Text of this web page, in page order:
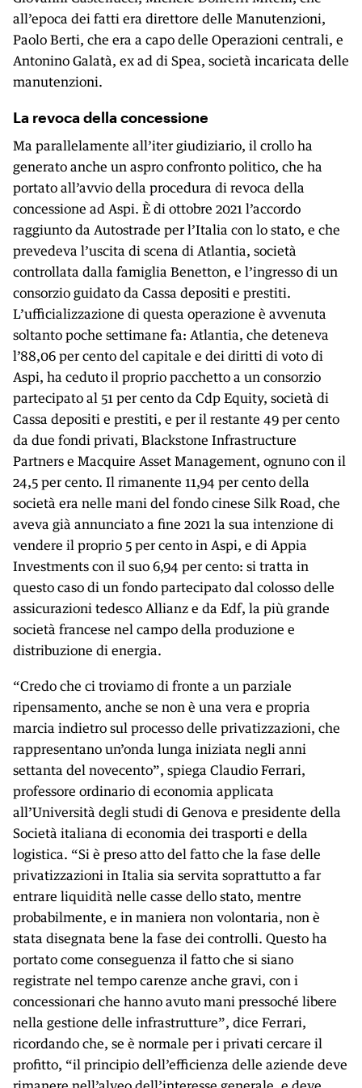
all’epoca dei fatti era direttore delle Manutenzioni,
Paolo Berti, che era a capo delle Operazioni centrali, e
Antonino Galatà, ex ad di Spea, società incaricata delle
manutenzioni.
La revoca della concessione
Ma parallelamente all’iter giudiziario, il crollo ha
generato anche un aspro confronto politico, che ha
portato all’avvio della procedura di revoca della
concessione ad Aspi. È di ottobre 2021 l’accordo
raggiunto da Autostrade per l’Italia con lo stato, e che
prevedeva l’uscita di scena di Atlantia, società
controllata dalla famiglia Benetton, e l’ingresso di un
consorzio guidato da Cassa depositi e prestiti.
L’ufficializzazione di questa operazione è avvenuta
soltanto poche settimane fa: Atlantia, che deteneva
l’88,06 per cento del capitale e dei diritti di voto di
Aspi, ha ceduto il proprio pacchetto a un consorzio
partecipato al 51 per cento da Cdp Equity, società di
Cassa depositi e prestiti, e per il restante 49 per cento
da due fondi privati, Blackstone Infrastructure
Partners e Macquire Asset Management, ognuno con il
24,5 per cento. Il rimanente 11,94 per cento della
società era nelle mani del fondo cinese Silk Road, che
aveva già annunciato a fine 2021 la sua intenzione di
vendere il proprio 5 per cento in Aspi, e di Appia
Investments con il suo 6,94 per cento: si tratta in
questo caso di un fondo partecipato dal colosso delle
assicurazioni tedesco Allianz e da Edf, la più grande
società francese nel campo della produzione e
distribuzione di energia.
“Credo che ci troviamo di fronte a un parziale
ripensamento, anche se non è una vera e propria
marcia indietro sul processo delle privatizzazioni, che
rappresentano un’onda lunga iniziata negli anni
settanta del novecento”, spiega Claudio Ferrari,
professore ordinario di economia applicata
all’Università degli studi di Genova e presidente della
Società italiana di economia dei trasporti e della
logistica. “Si è preso atto del fatto che la fase delle
privatizzazioni in Italia sia servita soprattutto a far
entrare liquidità nelle casse dello stato, mentre
probabilmente, e in maniera non volontaria, non è
stata disegnata bene la fase dei controlli. Questo ha
portato come conseguenza il fatto che si siano
registrate nel tempo carenze anche gravi, con i
concessionari che hanno avuto mani pressoché libere
nella gestione delle infrastrutture”, dice Ferrari,
ricordando che, se è normale per i privati cercare il
profitto, “il principio dell’efficienza delle aziende deve